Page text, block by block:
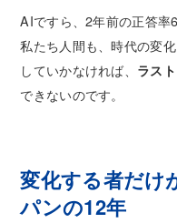
AIですら、2年前の正答率
私たち人間も、時代の変
していかなければ、 ラス
できないのです。
変化する者だけ
パンの12年